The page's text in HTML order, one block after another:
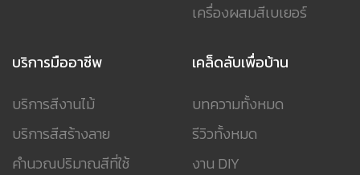
เครื่องผสมสีเบเยอร์
บริการมืออาชีพ
บริการสีงานไม้
บริการสีสร้างลาย
คำนวณปริมาณสีที่ใช้
เคล็ดลับเพื่อบ้าน
บทความทั้งหมด
รีวิวทั้งหมด
งาน DIY